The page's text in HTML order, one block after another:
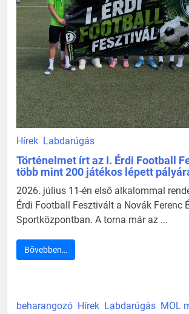
Hírek Labdarúgás
Történelmet írt az I. Érdi Football
több mint 200 játékos lépett
2026. július 11-én első alkalommal
Érdi Football Fesztivált a Novák Ferenc
Sportközpontban. A torna már az ...
Bővebben…
beharangozó Hírek Labdarúgás MOL